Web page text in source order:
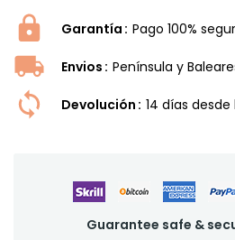
Garantía Pago 100%
Envios Península y
Devolución 14 dí­as
Guarantee safe &